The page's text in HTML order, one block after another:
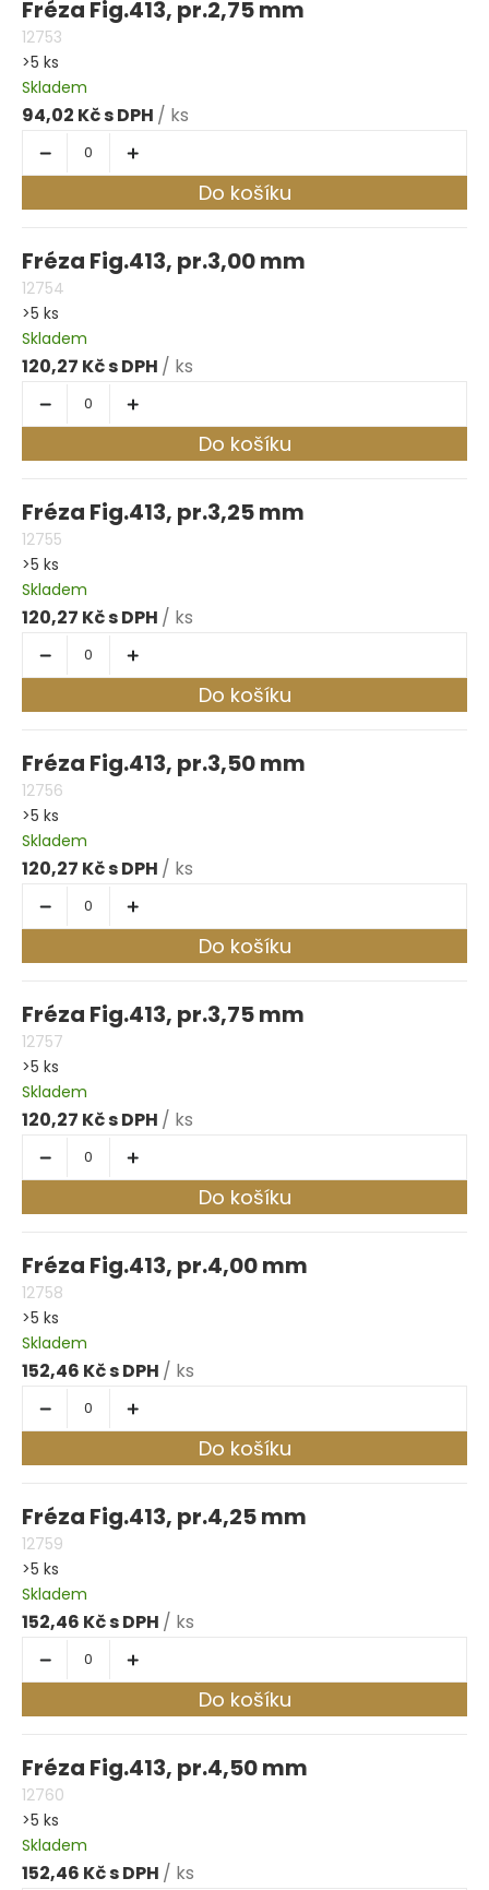
Fréza Fig.413, pr.2,75 mm
12753
>5 ks
Skladem
94,02 Kč / ks
Do košíku
Fréza Fig.413, pr.3,00 mm
12754
>5 ks
Skladem
120,27 Kč / ks
Do košíku
Fréza Fig.413, pr.3,25 mm
12755
>5 ks
Skladem
120,27 Kč / ks
Do košíku
Fréza Fig.413, pr.3,50 mm
12756
>5 ks
Skladem
120,27 Kč / ks
Do košíku
Fréza Fig.413, pr.3,75 mm
12757
>5 ks
Skladem
120,27 Kč / ks
Do košíku
Fréza Fig.413, pr.4,00 mm
12758
>5 ks
Skladem
152,46 Kč / ks
Do košíku
Fréza Fig.413, pr.4,25 mm
12759
>5 ks
Skladem
152,46 Kč / ks
Do košíku
Fréza Fig.413, pr.4,50 mm
12760
>5 ks
Skladem
152,46 Kč / ks